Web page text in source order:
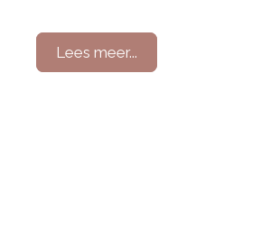
Lees meer...